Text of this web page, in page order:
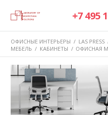
+7 495
ОФИСНЫЕ ИНТЕРЬЕРЫ / LAS PRESS
МЕБЕЛЬ / КАБИНЕТЫ / ОФИСНАЯ